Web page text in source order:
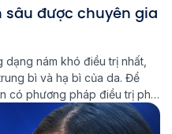
được chuyên gia
dạng nám khó điều trị nhất,
bì và hạ bì của da. Để
có phương pháp điều trị phù
sóc da. Multi Light […]